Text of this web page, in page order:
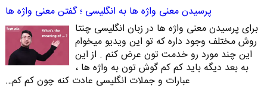
پرسیدن معنی واژه ها به انگلیسی ؛ گفتن معنی واژه ها
برای پرسیدن معنی واژه ها در زبان انگلیسی چنتا
روش مختلف وجود داره که تو این ویدیو میخوام
این چند مورد رو خدمت تون عرض کنم . از این
به بعد دیگه باید کم کم گوش تون به واژه ها ،
عبارات و جملات انگلیسی عادت کنه چون کم کم…